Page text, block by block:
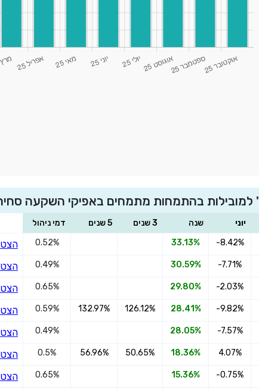
בהתמחות מתמחים באפיקי השקעה
יוני שנה 3 שנים 5 שנים
דמי ניהול
-8.42%
33.13%
0.52%
-7.71%
30.59%
0.49%
-2.03%
29.80%
0.65%
-9.82%
28.41%
126.12%
132.97%
0.59%
-7.57%
28.05%
0.49%
4.07%
18.36%
50.65%
56.96%
0.5%
-0.75%
15.36%
0.65%